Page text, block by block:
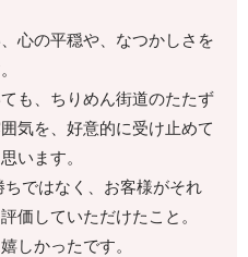
心の平穏や、なつかしさを
も、ちりめん街道のたたず
気を、好意的に受け止めて
います。
ではなく、お客様がそれ
価していただけたこと。
しかったです。